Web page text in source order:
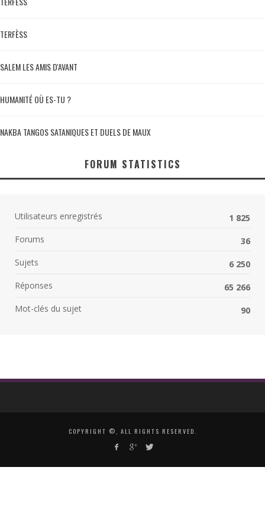
TERFÈSS
SALEM LES AMIS D'AVANT
HUMANITÉ OÙ ES-TU ?
NAKBA TANGOS SATANIQUES ET DUELS DE MAUX
FORUM STATISTICS
Utilisateurs enregistrés
1 825
Forums
36
Sujets
6 250
Réponses
65 266
Mot-clés du sujet
90
COPYRIGHT ©, ALL RIGHTS RESERVED.